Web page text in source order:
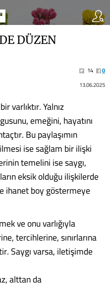
DÜZEN
14
0
13.06.2025
varlıktır. Yalnız
emeğini, hayatını
Bu paylaşımın
ise sağlam bir ilişki
temelini ise saygı,
eksik olduğu ilişkilerde
ihanet boy göstermeye
ve onu varlığıyla
tercihlerine, sınırlarına
Saygı varsa, iletişimde
alttan da